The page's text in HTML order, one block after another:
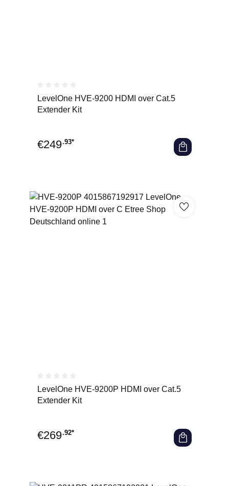
Durchschnittliche Bewertung von 0 von 5 Sternen
LevelOne HVE-9200 HDMI over Cat.5
Extender Kit
€249.93*
Durchschnittliche Bewertung von 0 von 5 Sternen
LevelOne HVE-9200P HDMI over Cat.5
Extender Kit
€269.92*